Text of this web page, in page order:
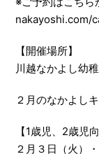
nakayoshi.com/
【開催場所】
川越なかよし幼
２月のなかよし
【1歳児、2歳児
２月３日（火）